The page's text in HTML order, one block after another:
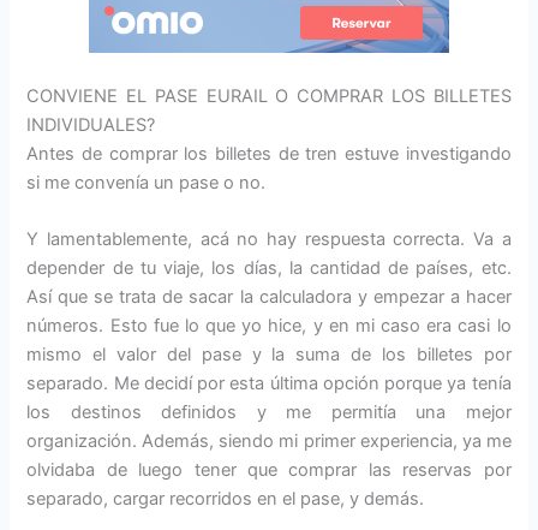
CONVIENE EL PASE EURAIL O COMPRAR LOS BILLETES
INDIVIDUALES?
Antes de comprar los billetes de tren estuve investigando
si me convenía un pase o no.
Y lamentablemente, acá no hay respuesta correcta. Va a
depender de tu viaje, los días, la cantidad de países, etc.
Así que se trata de sacar la calculadora y empezar a hacer
números. Esto fue lo que yo hice, y en mi caso era casi lo
mismo el valor del pase y la suma de los billetes por
separado. Me decidí por esta última opción porque ya tenía
los destinos definidos y me permitía una mejor
organización. Además, siendo mi primer experiencia, ya me
olvidaba de luego tener que comprar las reservas por
separado, cargar recorridos en el pase, y demás.